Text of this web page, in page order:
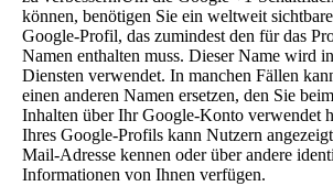
können, benötigen Sie ein weltweit
Google-Profil, das zumindest den für das
Namen enthalten muss. Dieser Name wird
Diensten verwendet. In manchen Fällen
einen anderen Namen ersetzen, den Sie
Inhalten über Ihr Google-Konto verwendet
Ihres Google-Profils kann Nutzern
Mail-Adresse kennen oder über andere
Informationen von Ihnen verfügen.